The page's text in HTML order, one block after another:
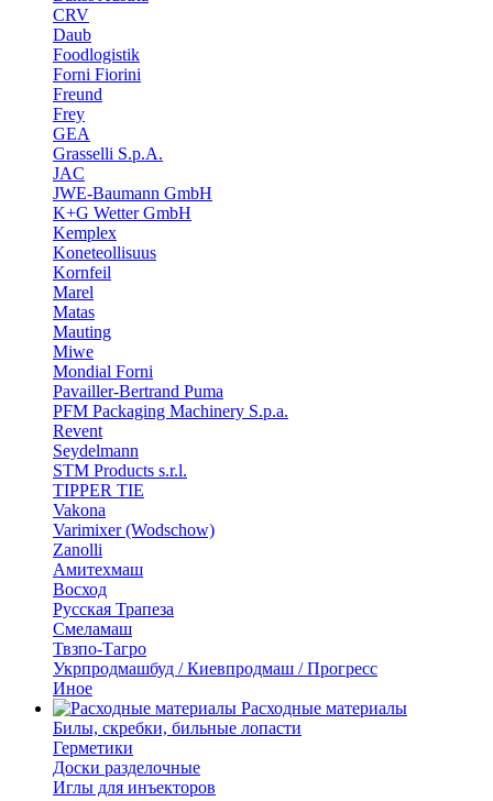
CRV
Daub
Foodlogistik
Forni Fiorini
Freund
Frey
GEA
Grasselli S.p.A.
JAC
JWE-Baumann GmbH
K+G Wetter GmbH
Kemplex
Koneteollisuus
Kornfeil
Marel
Matas
Mauting
Miwe
Mondial Forni
Pavailler-Bertrand Puma
PFM Packaging Machinery S.p.a.
Revent
Seydelmann
STM Products s.r.l.
TIPPER TIE
Vakona
Varimixer (Wodschow)
Zanolli
Амитехмаш
Восход
Русская Трапеза
Смеламаш
Твзпо-Тагро
Укрпродмашбуд / Киевпродмаш / Прогресс
Иное
Расходные материалы
Билы, скребки, бильные лопасти
Герметики
Доски разделочные
Иглы для инъекторов